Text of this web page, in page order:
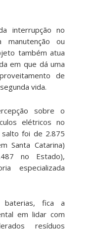
interrupção no
manutenção ou
também atua
em que dá uma
de
vida.
sobre o
elétricos no
foi de 2.875
Santa Catarina)
no Estado),
especializada
fica a
em lidar com
resíduos